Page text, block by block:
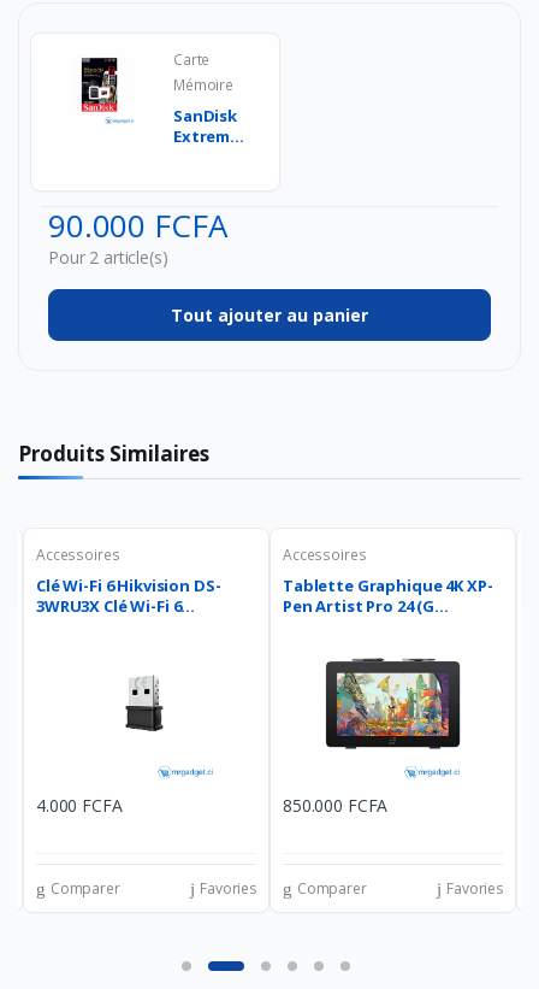
Carte
Mémoire
SanDisk
Extreme
mic...
90.000 FCFA
Pour 2 article(s)
Tout ajouter au panier
Produits Similaires
Accessoires
Clé Wi-Fi 6 Hikvision DS-
3WRU3X Clé Wi-Fi 6...
4.000 FCFA
Comparer Favories
Accessoires
Tablette Graphique 4K XP-
Pen Artist Pro 24 (G...
850.000 FCFA
Comparer Favories